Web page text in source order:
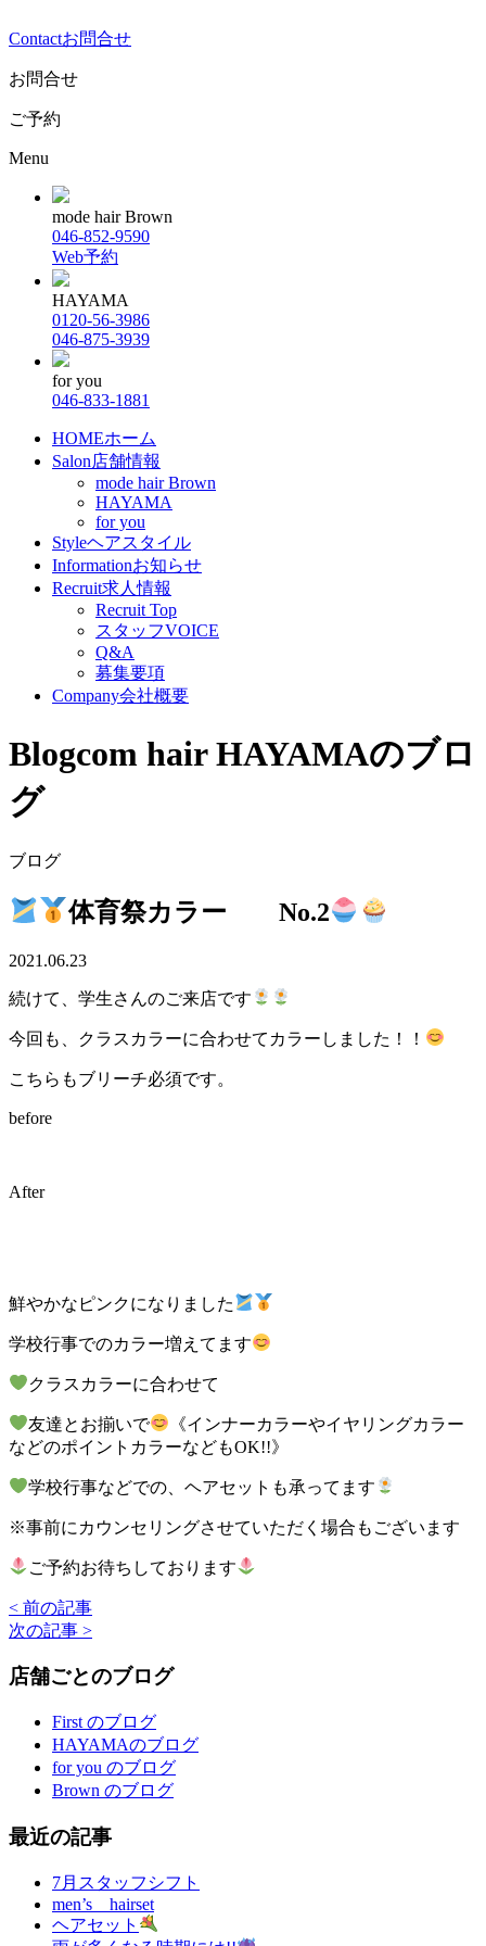
Contactお問合せ
お問合せ
ご予約
Menu
mode hair Brown
046-852-9590
Web予約
HAYAMA
0120-56-3986
046-875-3939
for you
046-833-1881
HOMEホーム
Salon店舗情報
mode hair Brown
HAYAMA
for you
Styleヘアスタイル
Informationお知らせ
Recruit求人情報
Recruit Top
スタッフVOICE
Q&A
募集要項
Company会社概要
Blogcom hair HAYAMAのブロ
グ
ブログ
体育祭カラー No.2
2021.06.23
続けて、学生さんのご来店です
今回も、クラスカラーに合わせてカラーしました！！
こちらもブリーチ必須です。
before
After
鮮やかなピンクになりました
学校行事でのカラー増えてます
クラスカラーに合わせて
友達とお揃いで
《インナーカラーやイヤリングカラー
などのポイントカラーなどもOK!!》
学校行事などでの、ヘアセットも承ってます
※事前にカウンセリングさせていただく場合もございます
ご予約お待ちしております
< 前の記事
次の記事 >
店舗ごとのブログ
First のブログ
HAYAMAのブログ
for you のブログ
Brown のブログ
最近の記事
7月スタッフシフト
men’s hairset
ヘアセット